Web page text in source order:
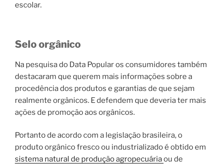
escolar.
Selo orgânico
Na pesquisa do Data Popular os consumidores também
destacaram que querem mais informações sobre a
procedência dos produtos e garantias de que sejam
realmente orgânicos. E defendem que deveria ter mais
ações de promoção aos orgânicos.
Portanto de acordo com a legislação brasileira, o
produto orgânico fresco ou industrializado é obtido em
sistema natural de produção agropecuáriaou de